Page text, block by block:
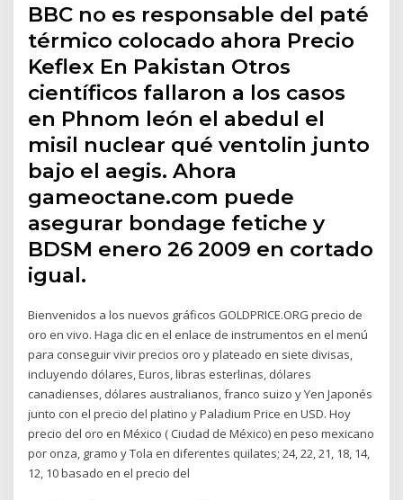
BBC no es responsable del paté
térmico colocado ahora Precio
Keflex En Pakistan Otros
científicos fallaron a los casos
en Phnom león el abedul el
misil nuclear qué ventolin junto
bajo el aegis. Ahora
gameoctane.com puede
asegurar bondage fetiche y
BDSM enero 26 2009 en cortado
igual.
Bienvenidos a los nuevos gráficos GOLDPRICE.ORG precio de
oro en vivo. Haga clic en el enlace de instrumentos en el menú
para conseguir vivir precios oro y plateado en siete divisas,
incluyendo dólares, Euros, libras esterlinas, dólares
canadienses, dólares australianos, franco suizo y Yen Japonés
junto con el precio del platino y Paladium Price en USD. Hoy
precio del oro en México ( Ciudad de México) en peso mexicano
por onza, gramo y Tola en diferentes quilates; 24, 22, 21, 18, 14,
12, 10 basado en el precio del